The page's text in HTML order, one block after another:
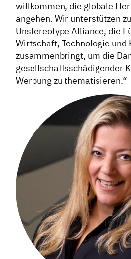
willkommen, die globale
angehen. Wir unterstützen
Unstereotype Alliance, die
Wirtschaft, Technologie
zusammenbringt, um die
gesellschaftsschädigender
Werbung zu thematisieren.“